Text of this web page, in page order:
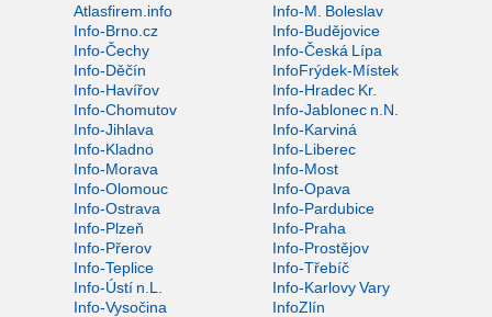
Atlasfirem.info
Info-M. Boleslav
Info-Brno.cz
Info-Budějovice
Info-Čechy
Info-Česká Lípa
Info-Děčín
InfoFrýdek-Místek
Info-Havířov
Info-Hradec Kr.
Info-Chomutov
Info-Jablonec n.N.
Info-Jihlava
Info-Karviná
Info-Kladno
Info-Liberec
Info-Morava
Info-Most
Info-Olomouc
Info-Opava
Info-Ostrava
Info-Pardubice
Info-Plzeň
Info-Praha
Info-Přerov
Info-Prostějov
Info-Teplice
Info-Třebíč
Info-Ústí n.L.
Info-Karlovy Vary
Info-Vysočina
InfoZlín